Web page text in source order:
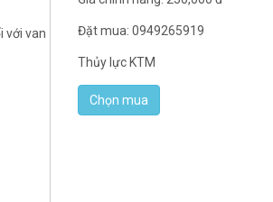
Đặt mua: 0949265919
Thủy lực KTM